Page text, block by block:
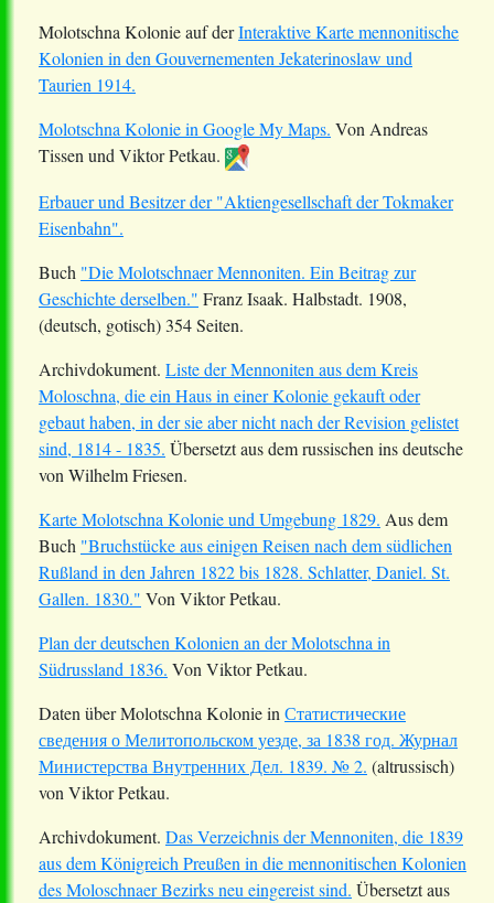
Molotschna Kolonie auf derInteraktive Karte mennonitische
Kolonien in den Gouvernementen Jekaterinoslaw und
Taurien 1914.
Molotschna Kolonie in Google My Maps. Von Andreas
Tissen und Viktor Petkau.
Erbauer und Besitzer der "Aktiengesellschaft der Tokmaker
Eisenbahn".
Buch "Die Molotschnaer Mennoniten. Ein Beitrag zur
Geschichte derselben." Franz Isaak. Halbstadt. 1908,
(deutsch, gotisch) 354 Seiten.
Archivdokument. Liste der Mennoniten aus dem Kreis
Moloschna, die ein Haus in einer Kolonie gekauft oder
gebaut haben, in der sie aber nicht nach der Revision gelistet
sind, 1814 - 1835. Übersetzt aus dem russischen ins deutsche
von Wilhelm Friesen.
Karte Molotschna Kolonie und Umgebung 1829. Aus dem
Buch "Bruchstücke aus einigen Reisen nach dem südlichen
Rußland in den Jahren 1822 bis 1828. Schlatter, Daniel. St.
Gallen. 1830." Von Viktor Petkau.
Plan der deutschen Kolonien an der Molotschna in
Südrussland 1836. Von Viktor Petkau.
Daten über Molotschna Kolonie inСтатистические
сведения о Мелитопольском уезде, за 1838 год. Журнал
Министерства Внутренних Дел. 1839. № 2. (altrussisch)
von Viktor Petkau.
Archivdokument. Das Verzeichnis der Mennoniten, die 1839
aus dem Königreich Preußen in die mennonitischen Kolonien
des Moloschnaer Bezirks neu eingereist sind. Übersetzt aus